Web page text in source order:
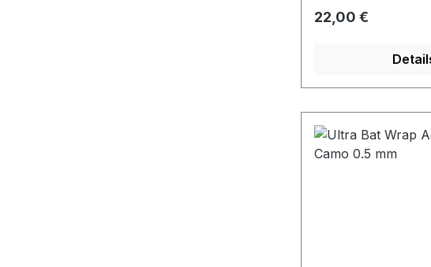
Regulärer Preis:
22,00 €